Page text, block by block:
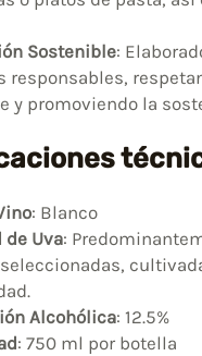
Sostenible:
responsables,
y promoviendo la
: Blanco
de Uva:
Alcohólica: 12.5%
: 750 ml por botella